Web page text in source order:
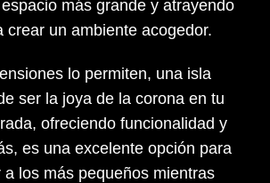
más grande y atrayendo
crear un ambiente acogedor.
lo permiten, una isla
ser la joya de la corona en tu
ofreciendo funcionalidad y
es una excelente opción para
a los más pequeños mientras